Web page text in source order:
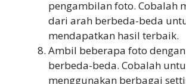
pengambilan foto. Cobalah
dari arah berbeda-beda
mendapatkan hasil terbaik.
Ambil beberapa foto
berbeda-beda. Cobalah
menggunakan berbagai